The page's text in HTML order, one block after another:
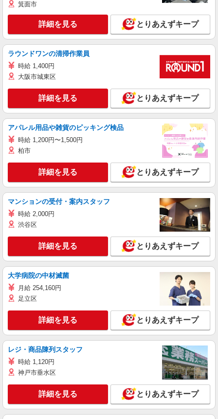
箕面市
詳細を見る とりあえずキープ
ラウンドワンの清掃作業員
時給 1,400円
大阪市城東区
詳細を見る とりあえずキープ
アパレル用品や雑貨のピッキング検品
時給 1,200円〜1,500円
柏市
詳細を見る とりあえずキープ
マンションの受付・案内スタッフ
時給 2,000円
渋谷区
詳細を見る とりあえずキープ
大学病院の中材滅菌
月給 254,160円
足立区
詳細を見る とりあえずキープ
レジ・商品陳列スタッフ
時給 1,120円
神戸市垂水区
詳細を見る とりあえずキープ